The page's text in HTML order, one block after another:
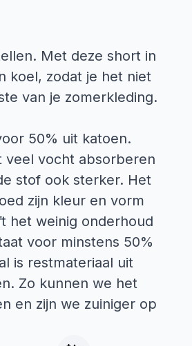
Met deze short in
koel, zodat je het niet
van je zomerkleding.
50% uit katoen.
veel vocht absorberen
stof ook sterker. Het
zijn kleur en vorm
het weinig onderhoud
voor minstens 50%
is restmateriaal uit
Zo kunnen we het
en zijn we zuiniger op